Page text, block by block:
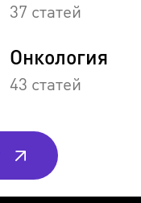
37 статей
Онкология
43 статей